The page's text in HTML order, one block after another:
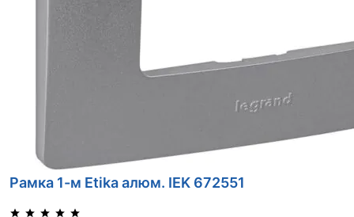
Рамка 1-м Etika алюм. IEK 672551